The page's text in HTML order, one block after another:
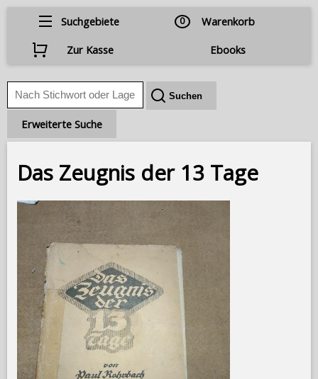
Suchgebiete 0
Warenkorb
Zur Kasse
Ebooks
Erweiterte Suche
Das Zeugnis der 13 Tage